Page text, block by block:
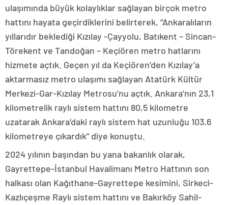
ulaşımında büyük kolaylıklar sağlayan birçok metro
hattını hayata geçirdiklerini belirterek, “Ankaralıların
yıllarıdır beklediği Kızılay -Çayyolu, Batıkent – Sincan-
Törekent ve Tandoğan – Keçiören metro hatlarını
hizmete açtık. Geçen yıl da Keçiören’den Kızılay’a
aktarmasız metro ulaşımı sağlayan Atatürk Kültür
Merkezi-Gar-Kızılay Metrosu’nu açtık. Ankara’nın 23,1
kilometrelik raylı sistem hattını 80,5 kilometre
uzatarak Ankara’daki raylı sistem hat uzunluğu 103,6
kilometreye çıkardık” diye konuştu.
2024 yılının başından bu yana bakanlık olarak,
Gayrettepe-İstanbul Havalimanı Metro Hattının son
halkası olan Kağıthane-Gayrettepe kesimini, Sirkeci-
Kazlıçeşme Raylı sistem hattını ve Bakırköy Sahil-